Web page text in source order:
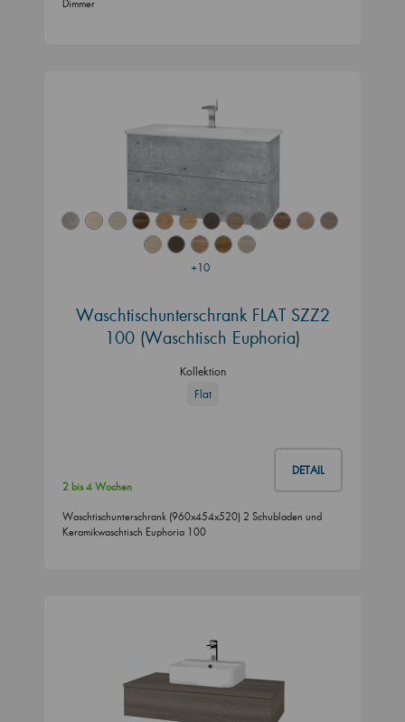
Dimmer
+10
Waschtischunterschrank FLAT SZZ2
100 (Waschtisch Euphoria)
Kollektion
Flat
DETAIL
2 bis 4 Wochen
Waschtischunterschrank (960x454x520) 2 Schubladen und
Keramikwaschtisch Euphoria 100